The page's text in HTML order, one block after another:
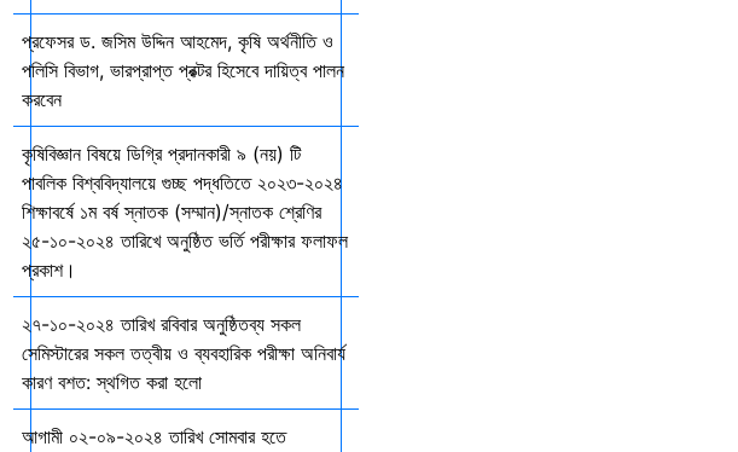
প্রফেসর ড. জসিম উদ্দিন আহমেদ, কৃষি অর্থনীতি ও
পলিসি বিভাগ, ভারপ্রাপ্ত প্রক্টর হিসেবে দায়িত্ব পালন
করবেন
কৃষিবিজ্ঞান বিষয়ে ডিগ্রি প্রদানকারী ৯ (নয়) টি
পাবলিক বিশ্ববিদ্যালয়ে গুচ্ছ পদ্ধতিতে ২০২৩-২০২৪
শিক্ষাবর্ষে ১ম বর্ষ স্নাতক (সম্মান)/স্নাতক শ্রেণির
২৫-১০-২০২৪ তারিখে অনুষ্ঠিত ভর্তি পরীক্ষার ফলাফল
প্রকাশ।
২৭-১০-২০২৪ তারিখ রবিবার অনুষ্ঠিতব্য সকল
সেমিস্টারের সকল তত্বীয় ও ব্যবহারিক পরীক্ষা অনিবার্য
কারণ বশত: স্থগিত করা হলো
আগামী ০২-০৯-২০২৪ তারিখ সোমবার হতে